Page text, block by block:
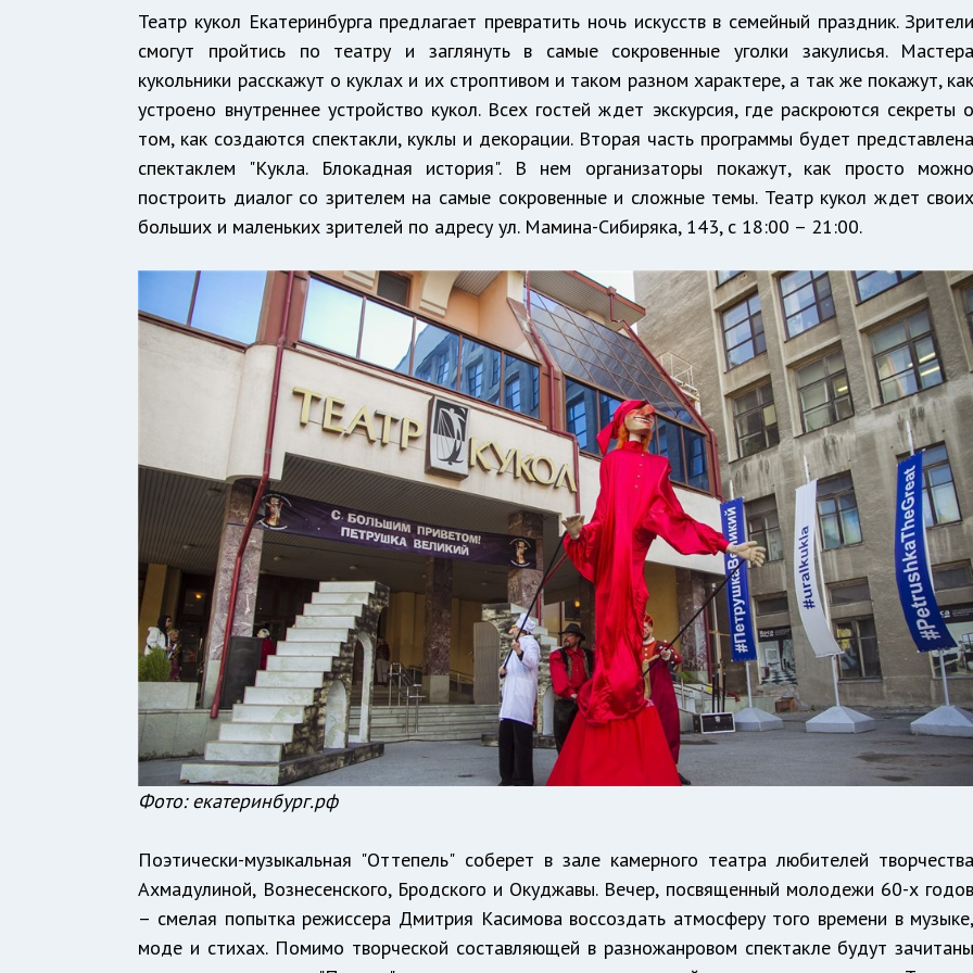
Театр кукол Екатеринбурга предлагает превратить ночь искусств в семейный праздник. Зрители
смогут пройтись по театру и заглянуть в самые сокровенные уголки закулисья. Мастера
кукольники расскажут о куклах и их строптивом и таком разном характере, а так же покажут, как
устроено внутреннее устройство кукол. Всех гостей ждет экскурсия, где раскроются секреты о
том, как создаются спектакли, куклы и декорации. Вторая часть программы будет представлена
спектаклем "Кукла. Блокадная история". В нем организаторы покажут, как просто можно
построить диалог со зрителем на самые сокровенные и сложные темы. Театр кукол ждет своих
больших и маленьких зрителей по адресу ул. Мамина-Сибиряка, 143, с 18:00 – 21:00.
Фото: екатеринбург.рф
Поэтически-музыкальная "Оттепель" соберет в зале камерного театра любителей творчества
Ахмадулиной, Вознесенского, Бродского и Окуджавы. Вечер, посвященный молодежи 60-х годов
– смелая попытка режиссера Дмитрия Касимова воссоздать атмосферу того времени в музыке,
моде и стихах. Помимо творческой составляющей в разножанровом спектакле будут зачитаны